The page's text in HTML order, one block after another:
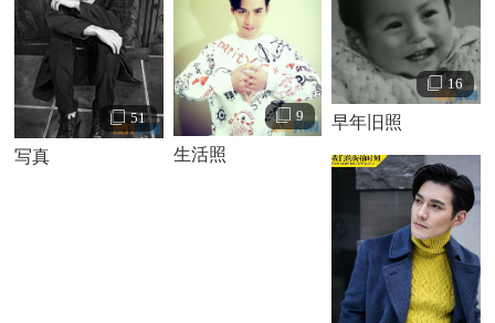
严屹宽个人资料简介 严屹宽写真照片
51
写真
9
生活照
16
早年旧照